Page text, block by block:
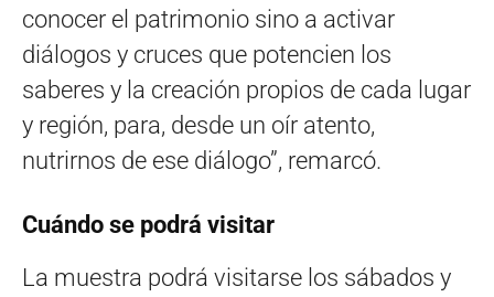
conocer el patrimonio sino a activar
diálogos y cruces que potencien los
saberes y la creación propios de cada lugar
y región, para, desde un oír atento,
nutrirnos de ese diálogo”, remarcó.
Cuándo se podrá visitar
La muestra podrá visitarse los sábados y